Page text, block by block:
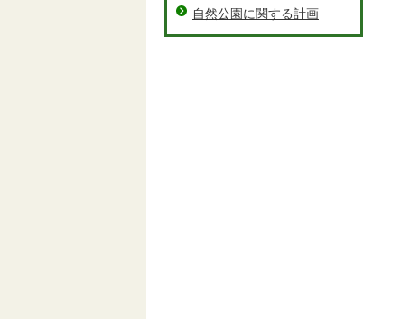
自然公園に関する計画